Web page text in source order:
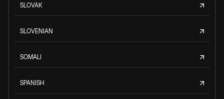
SLOVAK
SLOVENIAN
SOMALI
SPANISH